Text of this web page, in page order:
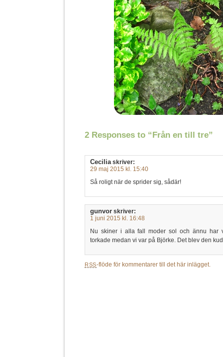
2 Responses to “Från en till tre”
Cecilia skriver:
29 maj 2015 kl. 15:40
Så roligt när de sprider sig, sådär!
gunvor skriver:
1 juni 2015 kl. 16:48
Nu skiner i alla fall moder sol och ännu har
torkade medan vi var på Björke. Det blev den
RSS-flöde för kommentarer till det här inlägget.